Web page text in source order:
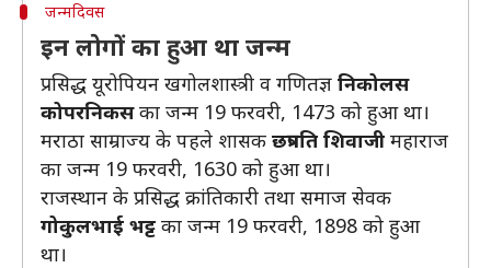
जन्मदिवस
इन लोगों का हुआ था जन्म
प्रसिद्ध यूरोपियन खगोलशास्त्री व गणितज्ञ निकोलस
कोपरनिकसका जन्म 19 फरवरी, 1473 को हुआ था।
मराठा साम्राज्य के पहले शासक छत्रपति शिवाजी महाराज
का जन्म 19 फरवरी, 1630 को हुआ था।
राजस्थान के प्रसिद्ध क्रांतिकारी तथा समाज सेवक
गोकुलभाई भट्ट का जन्म 19 फरवरी, 1898 को हुआ
था।